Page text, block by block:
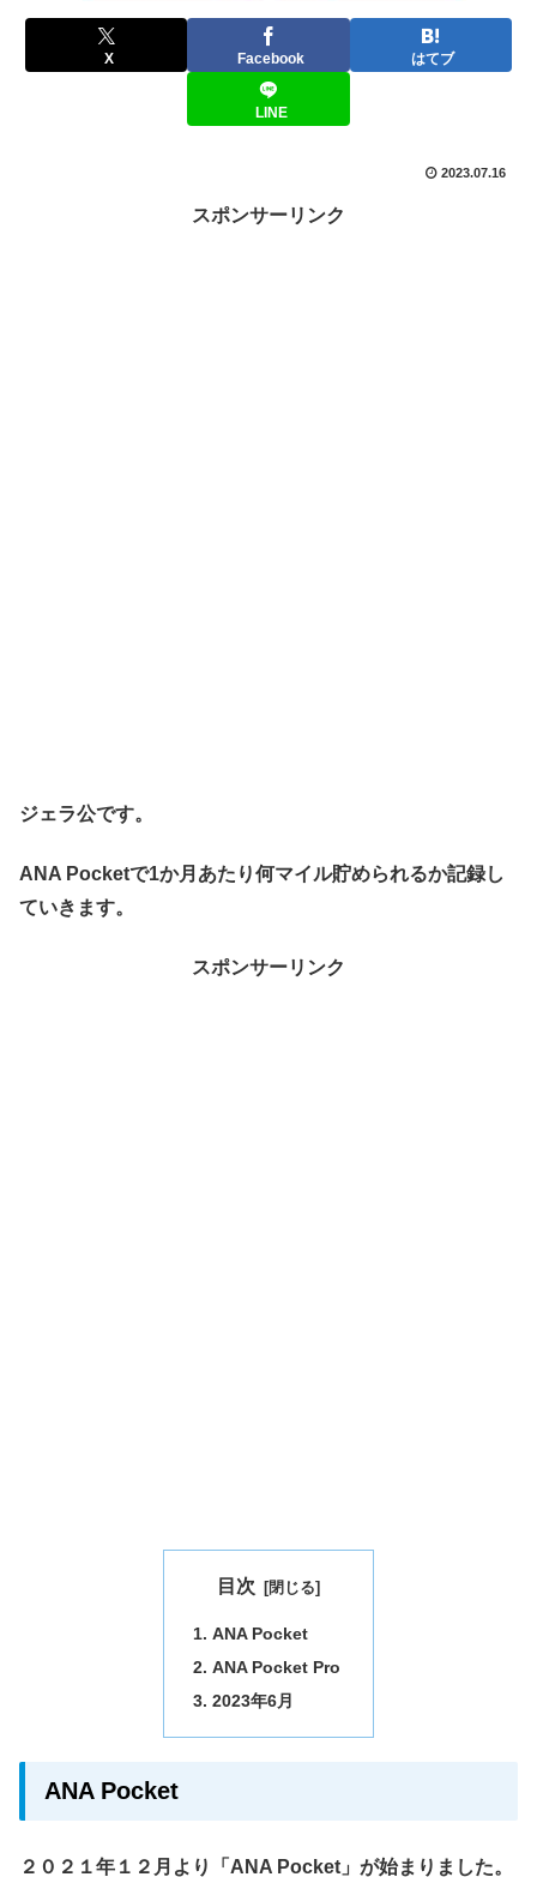
X Facebook はてブ
LINE
2023.07.16
スポンサーリンク
ジェラ公です。
ANA Pocketで1か月あたり何マイル貯められるか記録し
ていきます。
スポンサーリンク
目次
ANA Pocket
ANA Pocket Pro
2023年6月
ANA Pocket
２０２１年１２月より「ANA Pocket」が始まりました。